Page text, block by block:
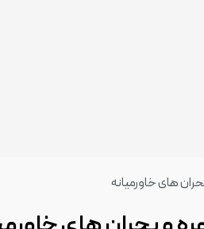
های خاورمیانه